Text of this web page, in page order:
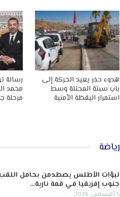
هدوء حذر يعيد الحركة إلى
باب سبتة المحتلة وسط
استمرار اليقظة الأمنية
رسالة
محمد
مرحلة
رياضة
لبؤات الأطلس يصطدمن بحامل اللقب
جنوب إفريقيا في قمة نارية…
5 أغسطس, 2026